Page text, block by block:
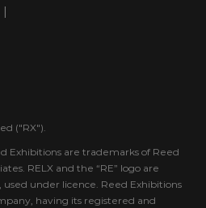
("RX").
Exhibitions are trademarks of Reed
RELX and the “RE” logo are
used under licence. Reed Exhibitions
having its registered and